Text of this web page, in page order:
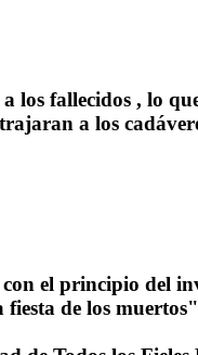
los fallecidos , lo
a los
el principio del
fiesta de los